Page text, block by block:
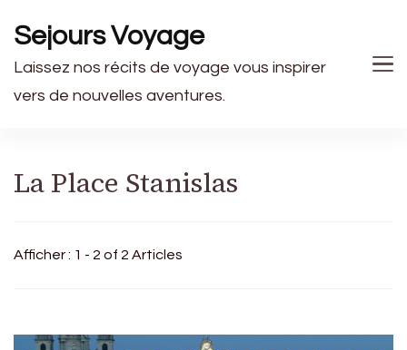
Sejours Voyage
Laissez nos récits de voyage vous inspirer
vers de nouvelles aventures.
La Place Stanislas
Afficher : 1 - 2 of 2 Articles